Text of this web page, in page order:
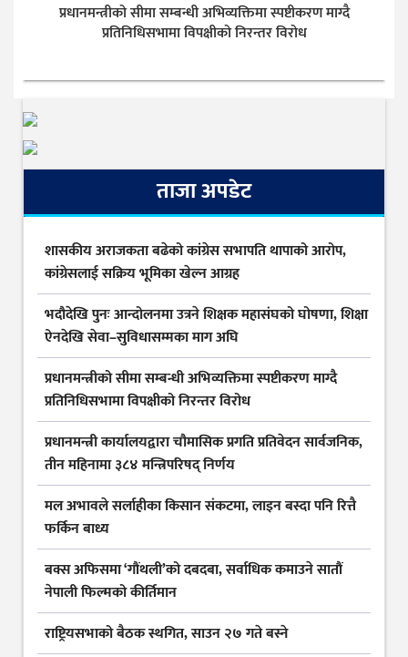
प्रधानमन्त्रीको सीमा सम्बन्धी अभिव्यक्तिमा स्पष्टीकरण माग्दै
प्रतिनिधिसभामा विपक्षीको निरन्तर विरोध
ताजा अपडेट
शासकीय अराजकता बढेको कांग्रेस सभापति थापाको आरोप,
कांग्रेसलाई सक्रिय भूमिका खेल्न आग्रह
भदौदेखि पुनः आन्दोलनमा उत्रने शिक्षक महासंघको घोषणा, शिक्षा
ऐनदेखि सेवा–सुविधासम्मका माग अघि
प्रधानमन्त्रीको सीमा सम्बन्धी अभिव्यक्तिमा स्पष्टीकरण माग्दै
प्रतिनिधिसभामा विपक्षीको निरन्तर विरोध
प्रधानमन्त्री कार्यालयद्वारा चौमासिक प्रगति प्रतिवेदन सार्वजनिक,
तीन महिनामा ३८४ मन्त्रिपरिषद् निर्णय
मल अभावले सर्लाहीका किसान संकटमा, लाइन बस्दा पनि रित्तै
फर्किन बाध्य
बक्स अफिसमा ‘गौंथली’को दबदबा, सर्वाधिक कमाउने सातौं
नेपाली फिल्मको कीर्तिमान
राष्ट्रियसभाको बैठक स्थगित, साउन २७ गते बस्ने